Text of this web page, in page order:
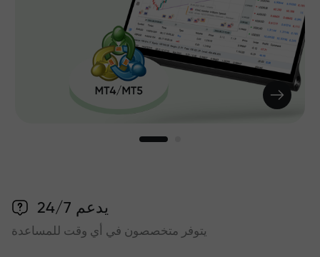
يدعم 24/7
يتوفر متخصصون في أي وقت للمساعدة